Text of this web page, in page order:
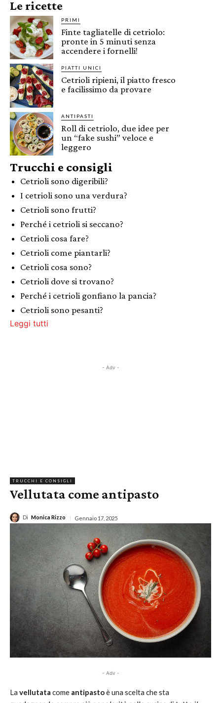
Le ricette
PRIMI
Finte tagliatelle di cetriolo:
pronte in 5 minuti senza
accendere i fornelli!
PIATTI UNICI
Cetrioli ripieni, il piatto fresco
e facilissimo da provare
ANTIPASTI
Roll di cetriolo, due idee per
un “fake sushi” veloce e
leggero
Trucchi e consigli
Cetrioli sono digeribili?
I cetrioli sono una verdura?
Cetrioli sono frutti?
Perché i cetrioli si seccano?
Cetrioli cosa fare?
Cetrioli come piantarli?
Cetrioli cosa sono?
Cetrioli dove si trovano?
Perché i cetrioli gonfiano la pancia?
Cetrioli sono pesanti?
Leggi tutti
- Adv -